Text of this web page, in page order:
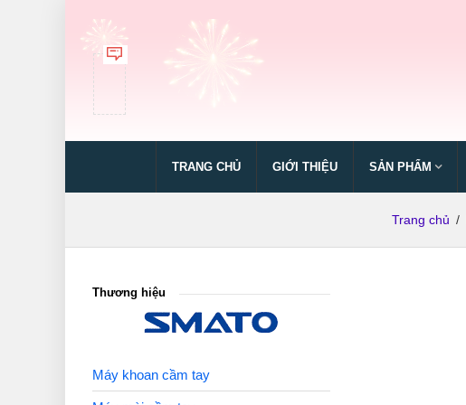
TRANG CHỦ GIỚI THIỆU SẢN PHẨM
Trang chủ /
Thương hiệu
Máy khoan cầm tay